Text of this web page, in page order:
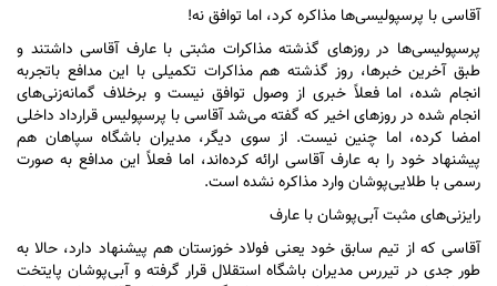
آقاسی با پرسپولیسی‌ها مذاکره کرد، اما توافق نه!
پرسپولیسی‌ها در روز‌های گذشته مذاکرات مثبتی با عارف آقاسی داشتند و
طبق آخرین خبرها، روز گذشته هم مذاکرات تکمیلی با این مدافع باتجربه
انجام شده، اما فعلاً خبری از وصول توافق نیست و برخلاف گمانه‌زنی‌های
انجام شده در روز‌های اخیر که گفته می‌شد آقاسی با پرسپولیس قرارداد داخلی
امضا کرده، اما چنین نیست. از سوی دیگر، مدیران باشگاه سپاهان هم
پیشنهاد خود را به عارف آقاسی ارائه کرده‌اند، اما فعلاً این مدافع به صورت
رسمی با طلایی‌پوشان وارد مذاکره نشده است.
رایزنی‌های مثبت آبی‌پوشان با عارف
آقاسی که از تیم سابق خود یعنی فولاد خوزستان هم پیشنهاد دارد، حالا به
طور جدی در تیررس مدیران باشگاه استقلال قرار گرفته و آبی‌پوشان پایتخت